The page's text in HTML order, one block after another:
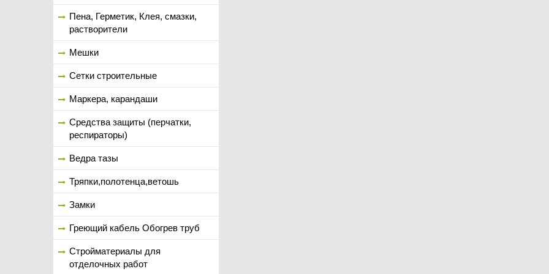
Пена, Герметик, Клея, смазки,
растворители
Мешки
Сетки строительные
Маркера, карандаши
Средства защиты (перчатки,
респираторы)
Ведра тазы
Тряпки,полотенца,ветошь
Замки
Греющий кабель Обогрев труб
Стройматериалы для
отделочных работ